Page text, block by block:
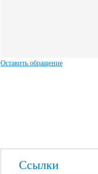
Оставить обращение
Ссылки